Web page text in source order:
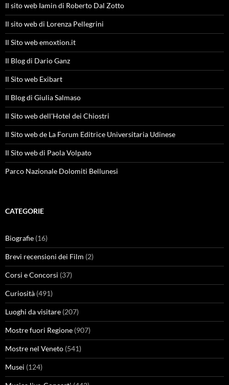
Il sito web Iamin di Roberto Dal Zotto
Il sito web di Lorenza Pellegrini
Il Sito web emoxtion.it
Il Blog di Dario Ganz
Il Sito web Exibart
Il Blog di Giulia Salmaso
Il Sito web dell'Hotel dei Chiostri
Il Sito web de La Forum Editrice Universitaria Udinese
Il Sito web di Paola Volpato
Parco Nazionale Dolomiti Bellunesi
CATEGORIE
Biografie (16)
Brevi recensioni dei Film (2)
Corsi e Concorsi (37)
Curiosità (491)
Luoghi da visitare (207)
Mostre fuori Regione (907)
Mostre nel Veneto (541)
Musei (124)